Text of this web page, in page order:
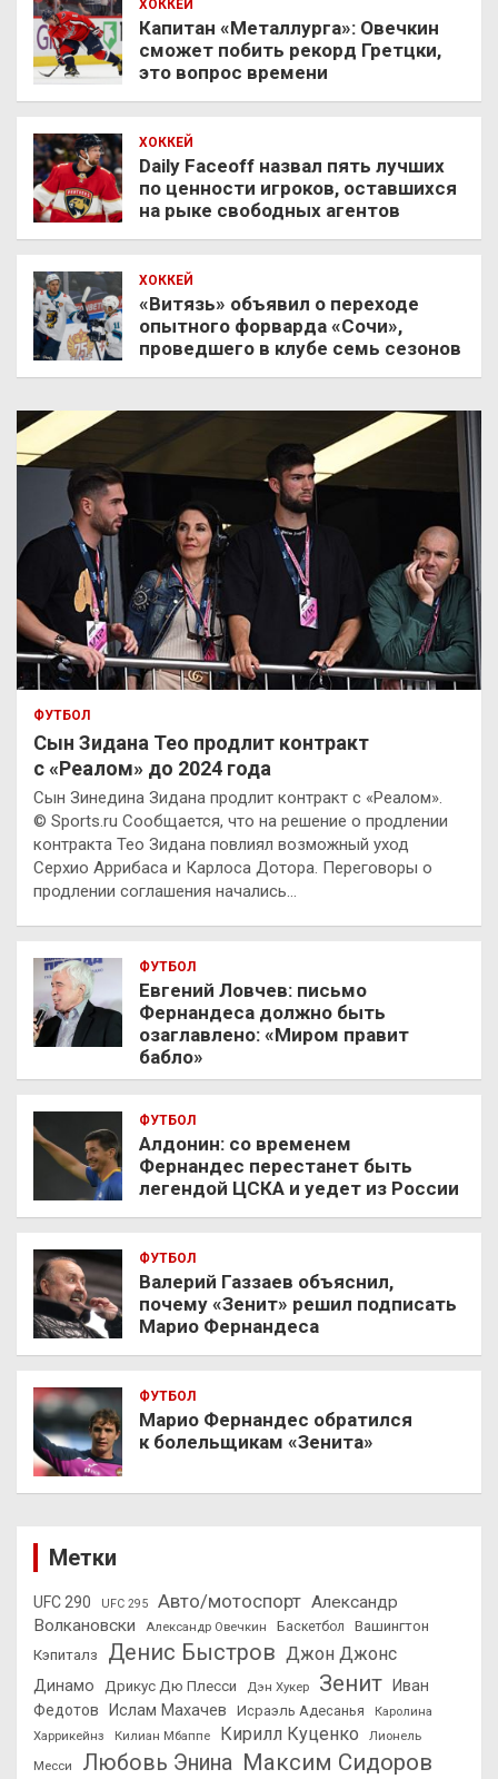
ХОККЕЙ
Капитан «Металлурга»: Овечкин
сможет побить рекорд Гретцки,
это вопрос времени
ХОККЕЙ
Daily Faceoff назвал пять лучших
по ценности игроков, оставшихся
на рыке свободных агентов
ХОККЕЙ
«Витязь» объявил о переходе
опытного форварда «Сочи»,
проведшего в клубе семь сезонов
ФУТБОЛ
Сын Зидана Тео продлит контракт
с «Реалом» до 2024 года
Сын Зинедина Зидана продлит контракт с «Реалом».
© Sports.ru Сообщается, что на решение о продлении
контракта Тео Зидана повлиял возможный уход
Серхио Аррибаса и Карлоса Дотора. Переговоры о
продлении соглашения начались…
ФУТБОЛ
Евгений Ловчев: письмо
Фернандеса должно быть
озаглавлено: «Миром правит
бабло»
ФУТБОЛ
Алдонин: со временем
Фернандес перестанет быть
легендой ЦСКА и уедет из России
ФУТБОЛ
Валерий Газзаев объяснил,
почему «Зенит» решил подписать
Марио Фернандеса
ФУТБОЛ
Марио Фернандес обратился
к болельщикам «Зенита»
Метки
UFC 290 UFC 295 Авто/мотоспорт Александр
Волкановски
Александр Овечкин Баскетбол
Вашингтон
Кэпиталз
Денис Быстров Джон Джонс
Динамо Дрикус Дю Плесси Дэн Хукер Зенит
Иван
Федотов
Ислам Махачев Исраэль Адесанья
Каролина
Харрикейнз
Килиан Мбаппе Кирилл Куценко
Лионель
Месси
Любовь Энина Максим Сидоров